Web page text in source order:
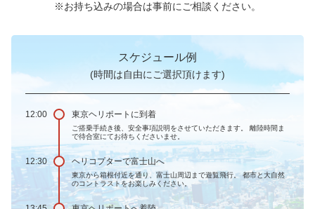
※お持ち込みの場合は事前にご相談ください。
スケジュール例
(時間は自由にご選択頂けます)
12:00 東京ヘリポートに到着
ご搭乗手続き後、安全事項説明をさせていただきます。 離陸時間ま
で待合室にてお待ちくださいませ。
12:30 ヘリコプターで富士山へ
東京から箱根付近を通り、富士山周辺まで遊覧飛行。 都市と大自然
のコントラストをお楽しみください。